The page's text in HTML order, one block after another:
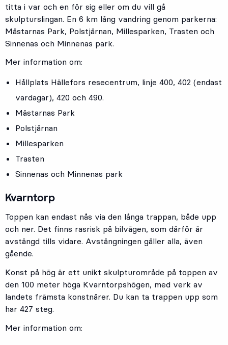
titta i var och en för sig eller om du vill gå
skulpturslingan. En 6 km lång vandring genom parkerna:
Mästarnas Park, Polstjärnan, Millesparken, Trasten och
Sinnenas och Minnenas park.
Mer information om:
Hållplats Hällefors resecentrum, linje 400, 402 (endast
vardagar), 420 och 490.
Mästarnas Park
Polstjärnan
Millesparken
Trasten
Sinnenas och Minnenas park
Kvarntorp
Toppen kan endast nås via den långa trappan, både upp
och ner. Det finns rasrisk på bilvägen, som därför är
avstängd tills vidare. Avstängningen gäller alla, även
gående.
Konst på hög är ett unikt skulpturområde på toppen av
den 100 meter höga Kvarntorpshögen, med verk av
landets främsta konstnärer. Du kan ta trappen upp som
har 427 steg.
Mer information om: